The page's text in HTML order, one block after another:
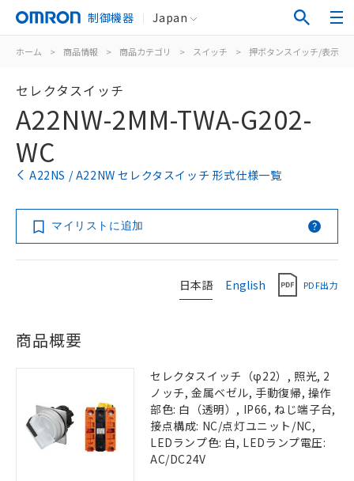
制御機器 Japan
ホーム > 商品情報 > 商品カテゴリ > スイッチ > 押ボタンスイッチ/表示灯
セレクタスイッチ
A22NW-2MM-TWA-G202-
WC
A22NS / A22NW セレクタスイッチ 形式仕様一覧
マイリストに追加
日本語 English PDF出力
商品概要
セレクタスイッチ（φ22）, 照光, 2
ノッチ, 金属ベゼル, 手動復帰, 操作
部色: 白（透明）, IP66, ねじ端子台,
接点構成: NC/点灯ユニット/NC,
LEDランプ色: 白, LEDランプ電圧:
AC/DC24V